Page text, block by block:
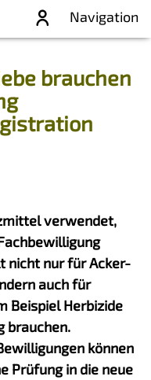
Navigation
brauchen
verwendet,
nicht nur für Acker-
auch für
Beispiel Herbizide
brauchen.
können
Prüfung in die neue